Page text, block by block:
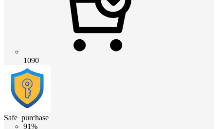
1090
Safe_purchase
91%